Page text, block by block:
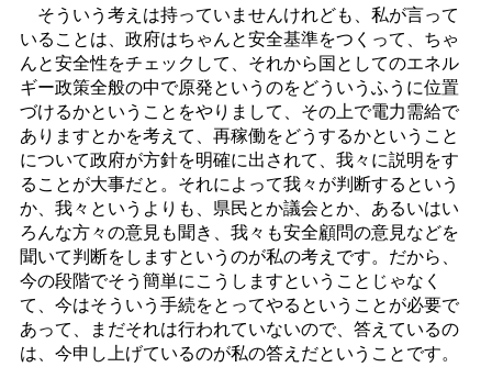
そういう考えは持っていませんけれども、私が言って
いることは、政府はちゃんと安全基準をつくって、ちゃ
んと安全性をチェックして、それから国としてのエネル
ギー政策全般の中で原発というのをどういうふうに位置
づけるかということをやりまして、その上で電力需給で
ありますとかを考えて、再稼働をどうするかということ
について政府が方針を明確に出されて、我々に説明をす
ることが大事だと。それによって我々が判断するという
か、我々というよりも、県民とか議会とか、あるいはい
ろんな方々の意見も聞き、我々も安全顧問の意見などを
聞いて判断をしますというのが私の考えです。だから、
今の段階でそう簡単にこうしますということじゃなく
て、今はそういう手続をとってやるということが必要で
あって、まだそれは行われていないので、答えているの
は、今申し上げているのが私の答えだということです。